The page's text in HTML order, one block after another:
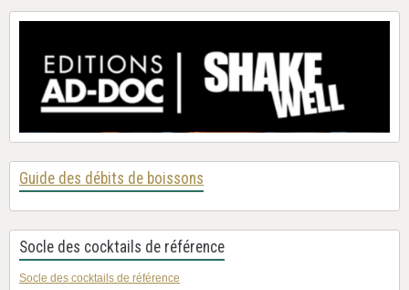
Guide des débits de boissons
Socle des cocktails de référence
Socle des cocktails de référence